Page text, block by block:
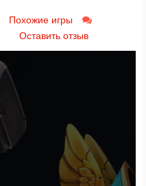
Похожие игры
Оставить отзыв